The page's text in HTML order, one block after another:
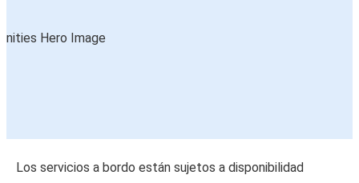
Los servicios a bordo están sujetos a disponibilidad